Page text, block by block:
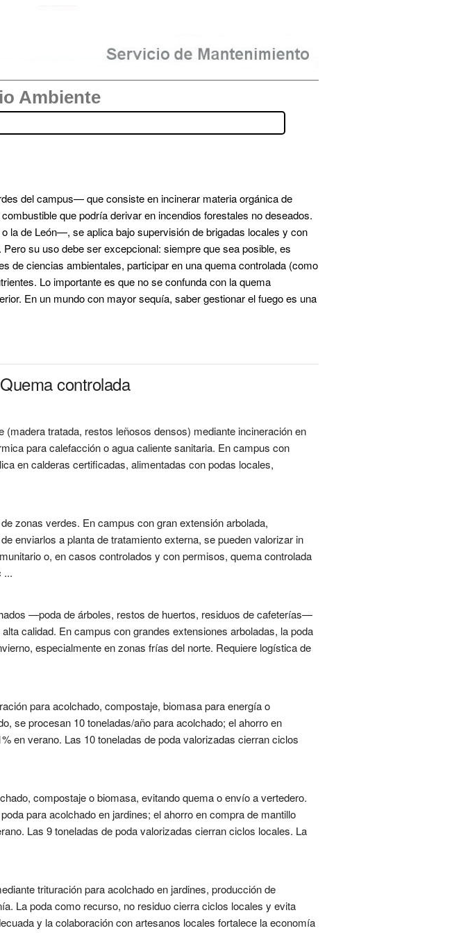
Ambiente
del campus— que consiste en incinerar materia orgánica de
que podría derivar en incendios forestales no deseados.
la de León—, se aplica bajo supervisión de brigadas locales y con
su uso debe ser excepcional: siempre que sea posible, es
de ciencias ambientales, participar en una quema controlada (como
Lo importante es que no se confunda con la quema
. En un mundo con mayor sequía, saber gestionar el fuego es una
controlada
tratada, restos leñosos densos) mediante incineración en
para calefacción o agua caliente sanitaria. En campus con
en calderas certificadas, alimentadas con podas locales,
zonas verdes. En campus con gran extensión arbolada,
enviarlos a planta de tratamiento externa, se pueden valorizar in
o, en casos controlados y con permisos, quema controlada
...
—poda de árboles, restos de huertos, residuos de cafeterías—
calidad. En campus con grandes extensiones arboladas, la poda
especialmente en zonas frías del norte. Requiere logística de
para acolchado, compostaje, biomasa para energía o
se procesan 10 toneladas/año para acolchado; el ahorro en
en verano. Las 10 toneladas de poda valorizadas cierran ciclos
compostaje o biomasa, evitando quema o envío a vertedero.
para acolchado en jardines; el ahorro en compra de mantillo
Las 9 toneladas de poda valorizadas cierran ciclos locales. La
trituración para acolchado en jardines, producción de
La poda como recurso, no residuo cierra ciclos locales y evita
y la colaboración con artesanos locales fortalece la economía